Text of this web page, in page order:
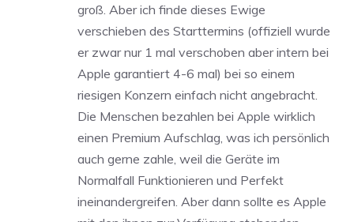
groß. Aber ich finde dieses Ewige
verschieben des Starttermins (offiziell wurde
er zwar nur 1 mal verschoben aber intern bei
Apple garantiert 4-6 mal) bei so einem
riesigen Konzern einfach nicht angebracht.
Die Menschen bezahlen bei Apple wirklich
einen Premium Aufschlag, was ich persönlich
auch gerne zahle, weil die Geräte im
Normalfall Funktionieren und Perfekt
ineinandergreifen. Aber dann sollte es Apple